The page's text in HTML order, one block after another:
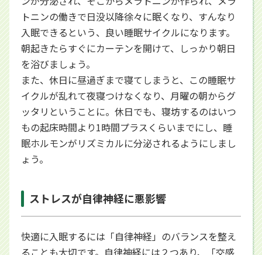
トニンの働きで日没以降徐々に眠くなり、すんなり
入眠できるという、良い睡眠サイクルになります。
朝起きたらすぐにカーテンを開けて、しっかり朝日
を浴びましょう。
また、休日に昼過ぎまで寝てしまうと、この睡眠サ
イクルが乱れて夜寝つけなくなり、月曜の朝からグ
ッタリということに。休日でも、寝坊するのはいつ
もの起床時間より1時間プラスくらいまでにし、睡
眠ホルモンがリズミカルに分泌されるようにしまし
ょう。
ストレスが自律神経に悪影響
快適に入眠するには「自律神経」のバランスを整え
ることも大切です。自律神経には２つあり、「交感